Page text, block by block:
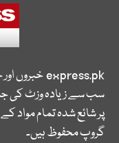
express.pkخبروں
سب سے زیادہ وزٹ کی
پر شائع شدہ تمام مواد
گروپ محفوظ ہیں۔